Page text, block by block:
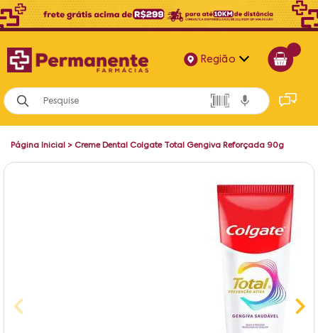
Região
Alagoas
Bahia
Página Inicial > Creme Dental Colgate Total Gengiva Reforçada 90g